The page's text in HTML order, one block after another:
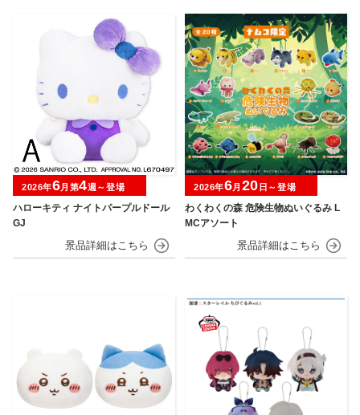
ハローキティ ナイトパープルドール
GJ
2026年6月第4週～登場
わくわくの森 危険生物ぬいぐるみ L
MCアソート
2026年6月 20 日～登場